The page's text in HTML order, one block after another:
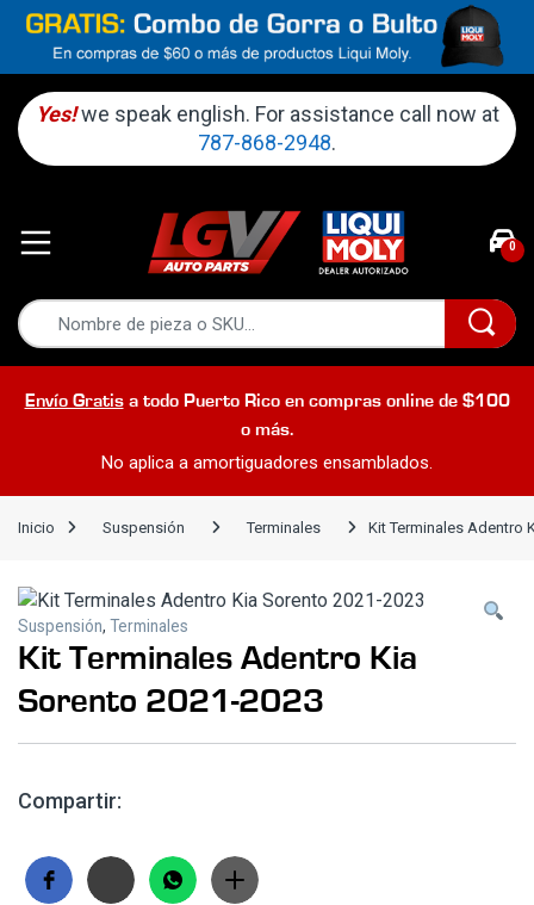
Yes! we speak english. For assistance call now at
787-868-2948.
0
Envío Gratisa todo Puerto Rico en compras online de $100
o más.
No aplica a amortiguadores ensamblados.
Inicio Suspensión Terminales Kit Terminales Adentro
Suspensión, Terminales
Kit Terminales Adentro Kia
Sorento 2021-2023
Compartir: